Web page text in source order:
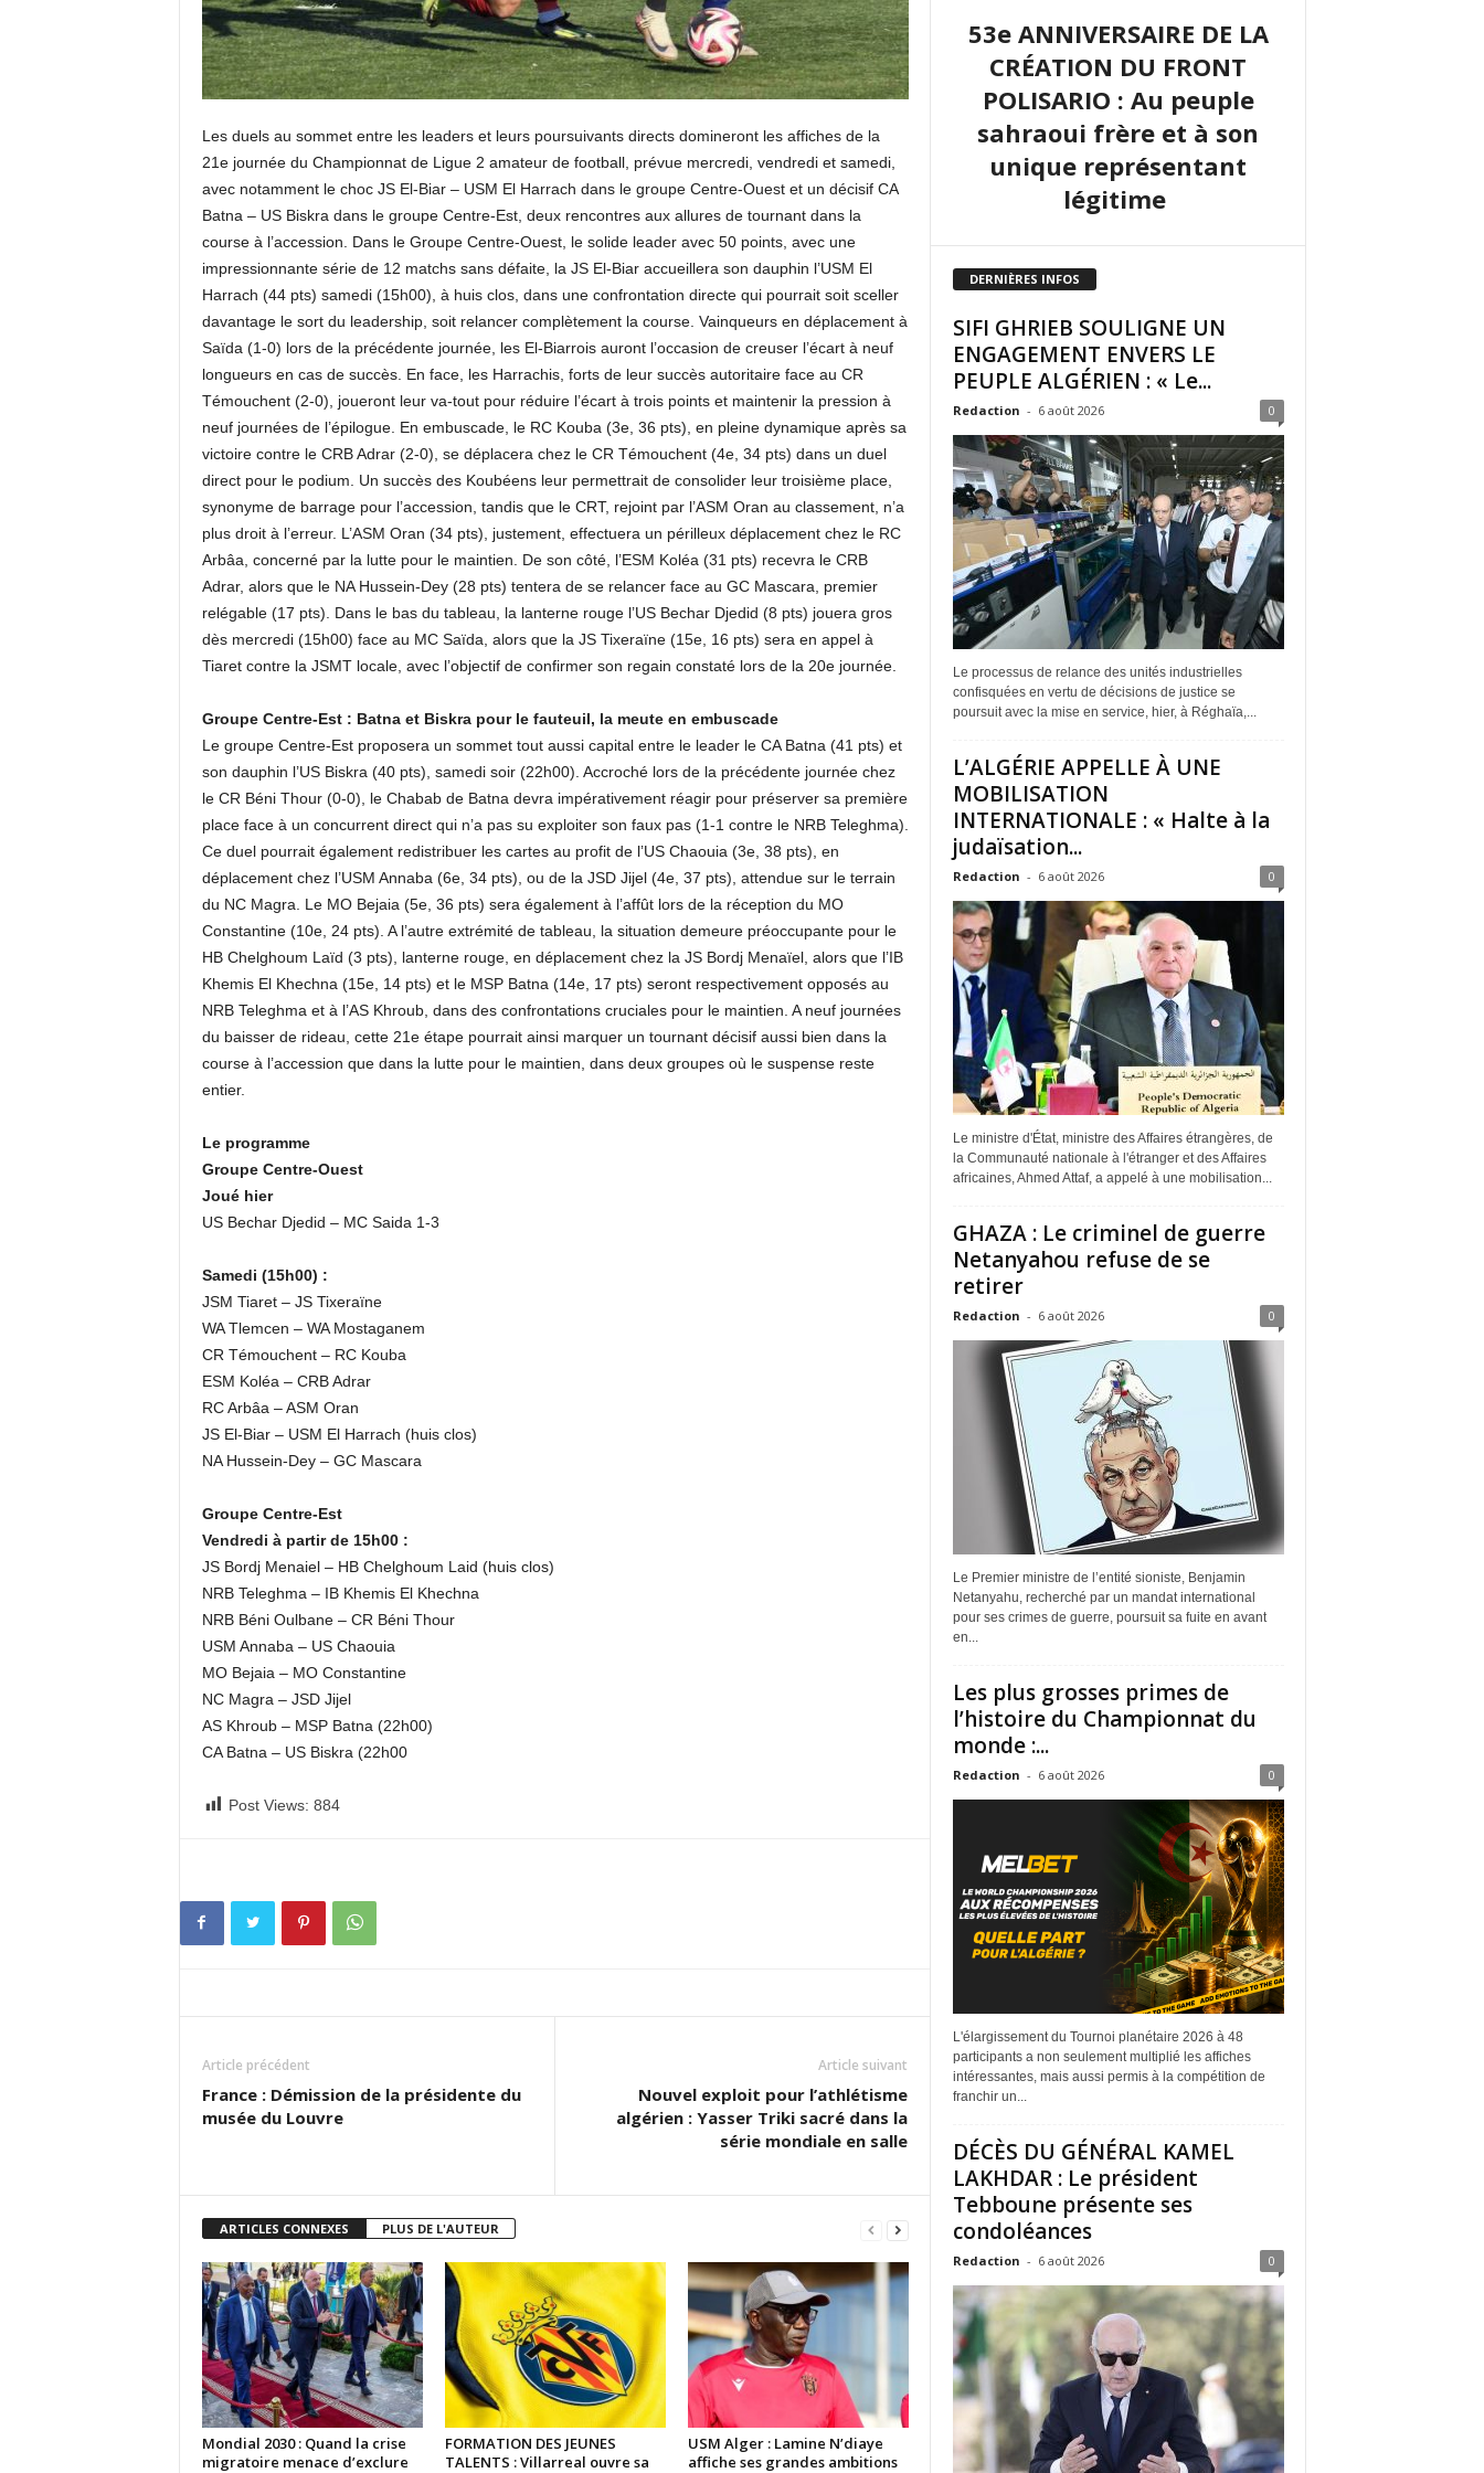
Les duels au sommet entre les leaders et leurs poursuivants directs domineront les affiches de la
21e journée du Championnat de Ligue 2 amateur de football, prévue mercredi, vendredi et samedi,
avec notamment le choc JS El-Biar – USM El Harrach dans le groupe Centre-Ouest et un décisif CA
Batna – US Biskra dans le groupe Centre-Est, deux rencontres aux allures de tournant dans la
course à l’accession. Dans le Groupe Centre-Ouest, le solide leader avec 50 points, avec une
impressionnante série de 12 matchs sans défaite, la JS El-Biar accueillera son dauphin l’USM El
Harrach (44 pts) samedi (15h00), à huis clos, dans une confrontation directe qui pourrait soit sceller
davantage le sort du leadership, soit relancer complètement la course. Vainqueurs en déplacement à
Saïda (1-0) lors de la précédente journée, les El-Biarrois auront l’occasion de creuser l’écart à neuf
longueurs en cas de succès. En face, les Harrachis, forts de leur succès autoritaire face au CR
Témouchent (2-0), joueront leur va-tout pour réduire l’écart à trois points et maintenir la pression à
neuf journées de l’épilogue. En embuscade, le RC Kouba (3e, 36 pts), en pleine dynamique après sa
victoire contre le CRB Adrar (2-0), se déplacera chez le CR Témouchent (4e, 34 pts) dans un duel
direct pour le podium. Un succès des Koubéens leur permettrait de consolider leur troisième place,
synonyme de barrage pour l’accession, tandis que le CRT, rejoint par l’ASM Oran au classement, n’a
plus droit à l’erreur. L’ASM Oran (34 pts), justement, effectuera un périlleux déplacement chez le RC
Arbâa, concerné par la lutte pour le maintien. De son côté, l’ESM Koléa (31 pts) recevra le CRB
Adrar, alors que le NA Hussein-Dey (28 pts) tentera de se relancer face au GC Mascara, premier
relégable (17 pts). Dans le bas du tableau, la lanterne rouge l’US Bechar Djedid (8 pts) jouera gros
dès mercredi (15h00) face au MC Saïda, alors que la JS Tixeraïne (15e, 16 pts) sera en appel à
Tiaret contre la JSMT locale, avec l’objectif de confirmer son regain constaté lors de la 20e journée.
Groupe Centre-Est : Batna et Biskra pour le fauteuil, la meute en embuscade
Le groupe Centre-Est proposera un sommet tout aussi capital entre le leader le CA Batna (41 pts) et
son dauphin l’US Biskra (40 pts), samedi soir (22h00). Accroché lors de la précédente journée chez
le CR Béni Thour (0-0), le Chabab de Batna devra impérativement réagir pour préserver sa première
place face à un concurrent direct qui n’a pas su exploiter son faux pas (1-1 contre le NRB Teleghma).
Ce duel pourrait également redistribuer les cartes au profit de l’US Chaouia (3e, 38 pts), en
déplacement chez l’USM Annaba (6e, 34 pts), ou de la JSD Jijel (4e, 37 pts), attendue sur le terrain
du NC Magra. Le MO Bejaia (5e, 36 pts) sera également à l’affût lors de la réception du MO
Constantine (10e, 24 pts). A l’autre extrémité de tableau, la situation demeure préoccupante pour le
HB Chelghoum Laïd (3 pts), lanterne rouge, en déplacement chez la JS Bordj Menaïel, alors que l’IB
Khemis El Khechna (15e, 14 pts) et le MSP Batna (14e, 17 pts) seront respectivement opposés au
NRB Teleghma et à l’AS Khroub, dans des confrontations cruciales pour le maintien. A neuf journées
du baisser de rideau, cette 21e étape pourrait ainsi marquer un tournant décisif aussi bien dans la
course à l’accession que dans la lutte pour le maintien, dans deux groupes où le suspense reste
entier.
Le programme
Groupe Centre-Ouest
Joué hier
US Bechar Djedid – MC Saida 1-3
Samedi (15h00) :
JSM Tiaret – JS Tixeraïne
WA Tlemcen – WA Mostaganem
CR Témouchent – RC Kouba
ESM Koléa – CRB Adrar
RC Arbâa – ASM Oran
JS El-Biar – USM El Harrach (huis clos)
NA Hussein-Dey – GC Mascara
Groupe Centre-Est
Vendredi à partir de 15h00 :
JS Bordj Menaiel – HB Chelghoum Laid (huis clos)
NRB Teleghma – IB Khemis El Khechna
NRB Béni Oulbane – CR Béni Thour
USM Annaba – US Chaouia
MO Bejaia – MO Constantine
NC Magra – JSD Jijel
AS Khroub – MSP Batna (22h00)
CA Batna – US Biskra (22h00
Post Views: 884
Article précédent
France : Démission de la présidente du
musée du Louvre
Article suivant
Nouvel exploit pour l’athlétisme
algérien : Yasser Triki sacré dans la
série mondiale en salle
ARTICLES CONNEXES PLUS DE L'AUTEUR
Mondial 2030 : Quand la crise
migratoire menace d’exclure
FORMATION DES JEUNES
TALENTS : Villarreal ouvre sa
USM Alger : Lamine N’diaye
affiche ses grandes ambitions
53e ANNIVERSAIRE DE LA
CRÉATION DU FRONT
POLISARIO : Au peuple
sahraoui frère et à son
unique représentant
légitime
DERNIÈRES INFOS
SIFI GHRIEB SOULIGNE UN
ENGAGEMENT ENVERS LE
PEUPLE ALGÉRIEN : « Le...
Redaction - 6 août 2026 0
Le processus de relance des unités industrielles
confisquées en vertu de décisions de justice se
poursuit avec la mise en service, hier, à Réghaïa,...
L’ALGÉRIE APPELLE À UNE
MOBILISATION
INTERNATIONALE : « Halte à la
judaïsation...
Redaction - 6 août 2026 0
Le ministre d'État, ministre des Affaires étrangères, de
la Communauté nationale à l'étranger et des Affaires
africaines, Ahmed Attaf, a appelé à une mobilisation...
GHAZA : Le criminel de guerre
Netanyahou refuse de se
retirer
Redaction - 6 août 2026 0
Le Premier ministre de l’entité sioniste, Benjamin
Netanyahu, recherché par un mandat international
pour ses crimes de guerre, poursuit sa fuite en avant
en...
Les plus grosses primes de
l’histoire du Championnat du
monde :...
Redaction - 6 août 2026 0
L'élargissement du Tournoi planétaire 2026 à 48
participants a non seulement multiplié les affiches
intéressantes, mais aussi permis à la compétition de
franchir un...
DÉCÈS DU GÉNÉRAL KAMEL
LAKHDAR : Le président
Tebboune présente ses
condoléances
Redaction - 6 août 2026 0